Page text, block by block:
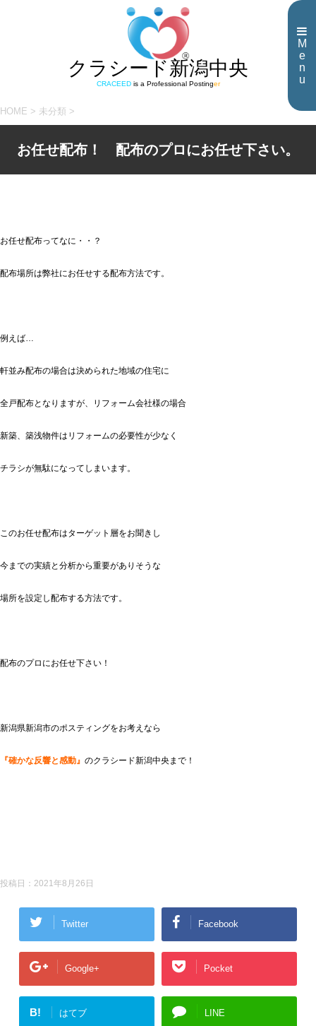
M
e
n
u
クラシード新潟中央
CRACEEDis a Professional Postinger
HOME > 未分類 >
お任せ配布！ 配布のプロにお任せ下さい。
お任せ配布ってなに・・？
配布場所は弊社にお任せする配布方法です。
例えば…
軒並み配布の場合は決められた地域の住宅に
全戸配布となりますが、リフォーム会社様の場合
新築、築浅物件はリフォームの必要性が少なく
チラシが無駄になってしまいます。
このお任せ配布はターゲット層をお聞きし
今までの実績と分析から重要がありそうな
場所を設定し配布する方法です。
配布のプロにお任せ下さい！
新潟県新潟市のポスティングをお考えなら
『確かな反響と感動』 のクラシード新潟中央まで！
投稿日： 2021年8月26日
Twitter Facebook
Google+ Pocket
B! はてブ LINE